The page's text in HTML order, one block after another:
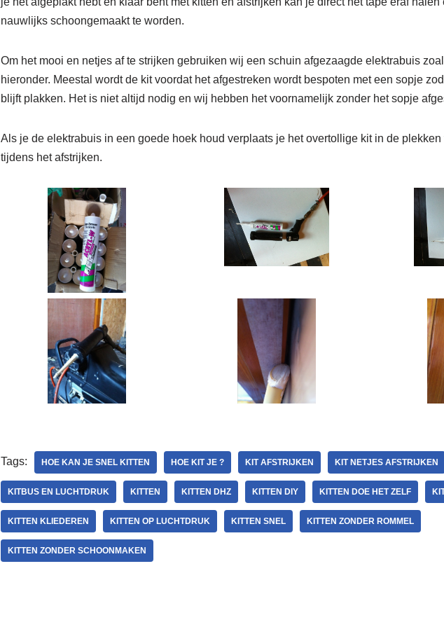
nauwlijks schoongemaakt te worden.
Om het mooi en netjes af te strijken gebruiken wij een schuin afgezaagde elektrabuis
hieronder. Meestal wordt de kit voordat het afgestreken wordt bespoten met een sopje
blijft plakken. Het is niet altijd nodig en wij hebben het voornamelijk zonder het sopje
Als je de elektrabuis in een goede hoek houd verplaats je het overtollige kit in de
tijdens het afstrijken.
Tags: HOE KAN JE SNEL KITTEN HOE KIT JE ? KIT AFSTRIJKEN KIT NETJES AFSTRIJKEN
KITBUS EN LUCHTDRUK KITTEN KITTEN DHZ KITTEN DIY KITTEN DOE HET ZELF
KITTEN KLIEDEREN KITTEN OP LUCHTDRUK KITTEN SNEL KITTEN ZONDER ROMMEL
KITTEN ZONDER SCHOONMAKEN